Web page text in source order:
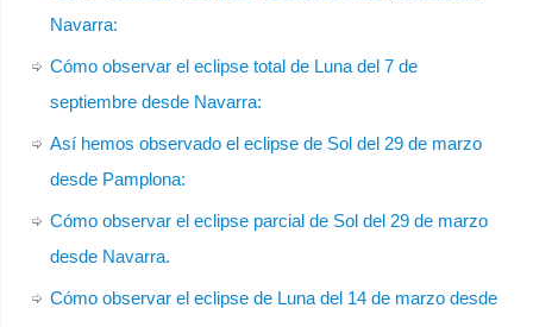
Navarra:
Cómo observar el eclipse total de Luna del 7 de
septiembre desde Navarra:
Así hemos observado el eclipse de Sol del 29 de marzo
desde Pamplona:
Cómo observar el eclipse parcial de Sol del 29 de marzo
desde Navarra.
Cómo observar el eclipse de Luna del 14 de marzo desde